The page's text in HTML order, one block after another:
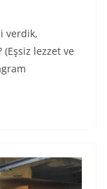
verdik,
(Eşsiz lezzet ve